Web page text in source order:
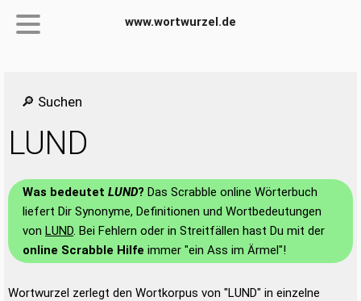
www.wortwurzel.de
🔎 Suchen
LUND
Was bedeutet LUND? Das Scrabble online Wörterbuch
liefert Dir Synonyme, Definitionen und Wortbedeutungen
von LUND. Bei Fehlern oder in Streitfällen hast Du mit der
online Scrabble Hilfe immer "ein Ass im Ärmel"!
Wortwurzel zerlegt den Wortkorpus von "LUND" in einzelne